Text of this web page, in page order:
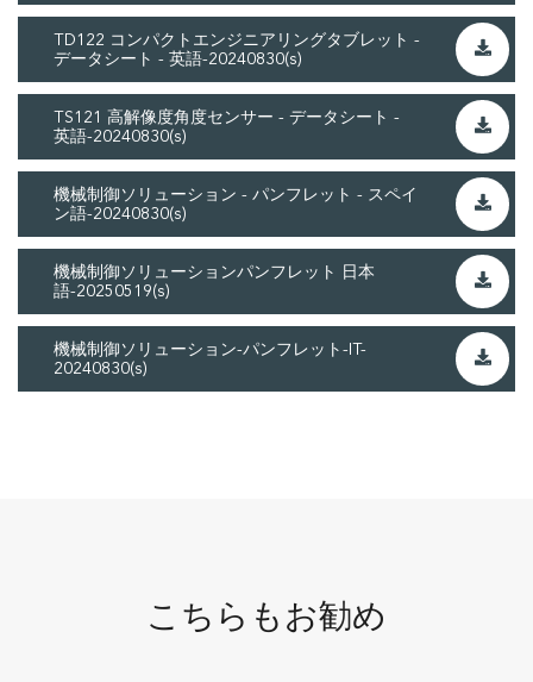
TD122 コンパクトエンジニアリングタブレット -
データシート - 英語-20240830(s)
TS121 高解像度角度センサー - データシート -
英語-20240830(s)
機械制御ソリューション - パンフレット - スペイ
ン語-20240830(s)
機械制御ソリューションパンフレット 日本
語-20250519(s)
機械制御ソリューション-パンフレット-IT-
20240830(s)
こちらもお勧め